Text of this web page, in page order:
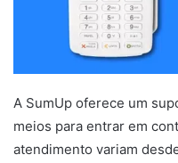
A SumUp oferece um
meios para entrar em
atendimento variam